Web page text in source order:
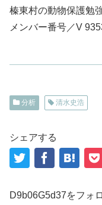
榛東村の動物保護勉
メンバー番号／V
分析 清水史浩
シェアする
D9b06G5d37をフォ